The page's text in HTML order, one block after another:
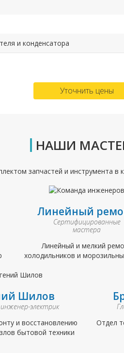
и конденсатора
Уточнить цены
НАШИ
запчастей и инструмента
Линейный
Сертифицированные
мастера
Линейный и мелкий
холодильников и
Шилов
электрик
и восстановлению
бытовой техники
Отдел